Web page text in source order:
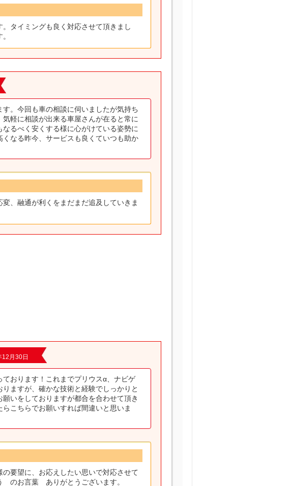
タイミングも良く対応させて頂きまし
。今回も車の相談に伺いましたが気持ち
軽に相談が出来る車屋さんが在ると常に
るべく安くする様に心がけている姿勢に
なる昨今、サービスも良くていつも助か
、融通が利くをまだまだ追及していきま
12月30日
おります！これまでプリウスα、ナビゲ
ますが、確かな技術と経験でしっかりと
いをしておりますが都合を合わせて頂き
こちらでお願いすれば間違いと思いま
要望に、お応えしたい思いで対応させて
のお言葉 ありがとうございます。